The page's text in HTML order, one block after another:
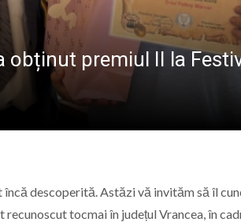
obținut premiul II la
descoperită. Astăzi vă invităm să îl
tocmai în județul Vrancea, în